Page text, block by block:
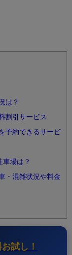
は？
割引サービス
予約できるサービ
場は？
・混雑状況や料金
試し！